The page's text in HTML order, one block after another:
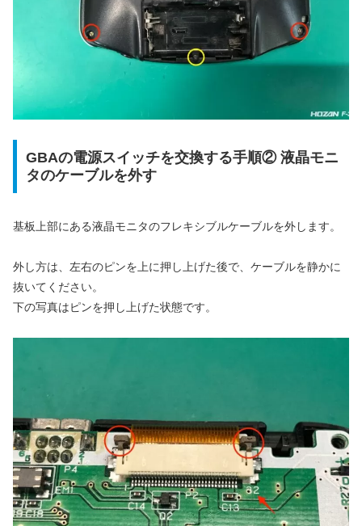
GBAの電源スイッチを交換する手順② 液晶モニ
タのケーブルを外す
基板上部にある液晶モニタのフレキシブルケーブルを外します。
外し方は、左右のピンを上に押し上げた後で、ケーブルを静かに
抜いてください。
下の写真はピンを押し上げた状態です。